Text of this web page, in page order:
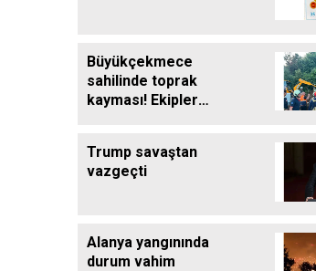
Büyükçekmece
sahilinde toprak
kayması! Ekipler
Trump savaştan
vazgeçti
Alanya yangınında
durum vahim